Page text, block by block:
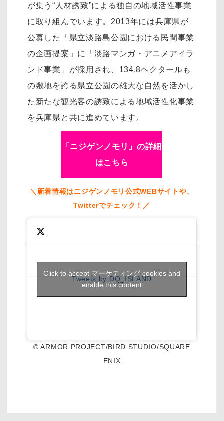
が集う“人材誘致”による独自の地域活性事業
に取り組んでいます。2013年には兵庫県が
公募した「県立淡路島公園における民間事業
の企画提案」に「淡路マンガ・アニメアイラ
ンド事業」が採用され、134.8ヘクタールも
の敷地を誇る県立公園の雄大な自然を活かし
た新たな観光客の誘致による地域活性化事業
を兵庫県と共に進めています。
「ニジゲンノモリ」の詳細
はこちら
＼新着情報はニジゲンノモリ公式WEBサイトや、
Twitterでチェック！／
Tweets by DQ_ISLAND
Click to accept マーケティング cookies and
enable this content
© ARMOR PROJECT/BIRD STUDIO/SQUARE
ENIX